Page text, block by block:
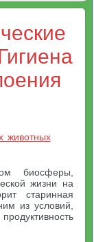
животных
биосферы,
жизни на
старинная
из условий,